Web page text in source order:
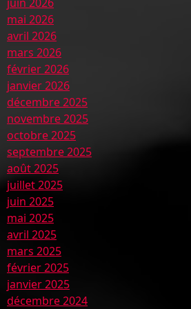
mai 2026
avril 2026
mars 2026
février 2026
janvier 2026
décembre 2025
novembre 2025
octobre 2025
septembre 2025
août 2025
juillet 2025
juin 2025
mai 2025
avril 2025
mars 2025
février 2025
janvier 2025
décembre 2024